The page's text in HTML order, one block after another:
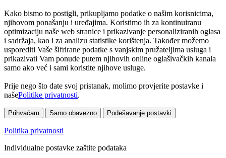
Kako bismo to postigli, prikupljamo podatke o našim korisnicima,
njihovom ponašanju i uređajima. Koristimo ih za kontinuiranu
optimizaciju naše web stranice i prikazivanje personaliziranih oglasa
i sadržaja, kao i za analizu statistike korištenja. Također možemo
usporediti Vaše šifrirane podatke s vanjskim pružateljima usluga i
prikazivati Vam ponude putem njihovih online oglašivačkih kanala
samo ako već i sami koristite njihove usluge.
Prije nego što date svoj pristanak, molimo provjerite postavke i
našePolitike privatnosti.
Prihvaćam Samo obavezno Podešavanje postavki
Politika privatnosti
Individualne postavke zaštite podataka